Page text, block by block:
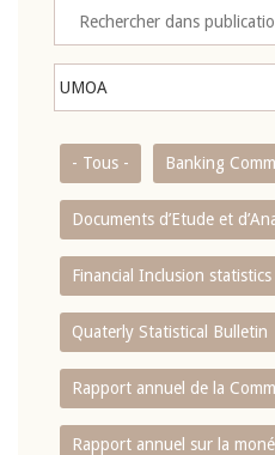
- Tous - Banking
Documents d’Etude et
Financial Inclusion statistics
Quaterly Statistical Bulletin
Rapport annuel de la
Rapport annuel sur la